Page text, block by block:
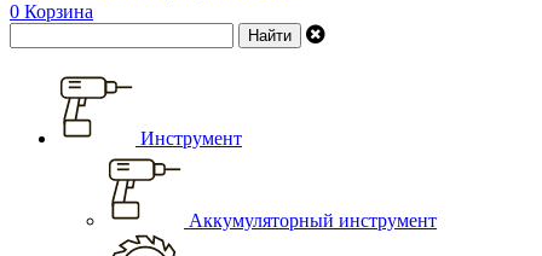
0 Корзина
Инструмент
Аккумуляторный инструмент